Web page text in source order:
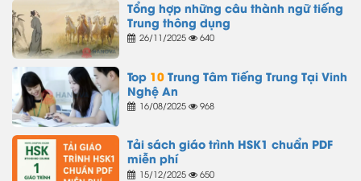
Tổng hợp những câu thành ngữ tiếng
Trung thông dụng
26/11/2025 640
Top 10Trung Tâm Tiếng Trung Tại Vinh
Nghệ An
16/08/2025 968
Tải sách giáo trình HSK1 chuẩn PDF
miễn phí
15/12/2025 650